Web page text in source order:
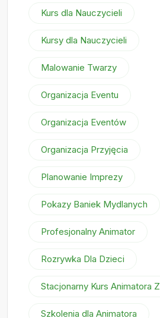
Kurs dla Nauczycieli
Kursy dla Nauczycieli
Malowanie Twarzy
Organizacja Eventu
Organizacja Eventów
Organizacja Przyjęcia
Planowanie Imprezy
Pokazy Baniek Mydlanych
Profesjonalny Animator
Rozrywka Dla Dzieci
Stacjonarny Kurs Animatora
Szkolenia dla Animatora